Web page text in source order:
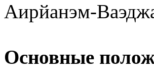
Аирйанэм-
Основные